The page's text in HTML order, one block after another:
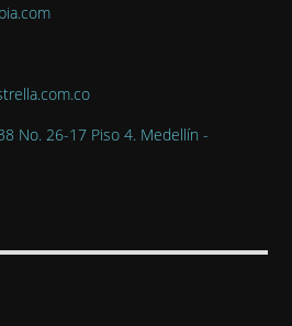
No. 26-17 Piso 4. Medellín -